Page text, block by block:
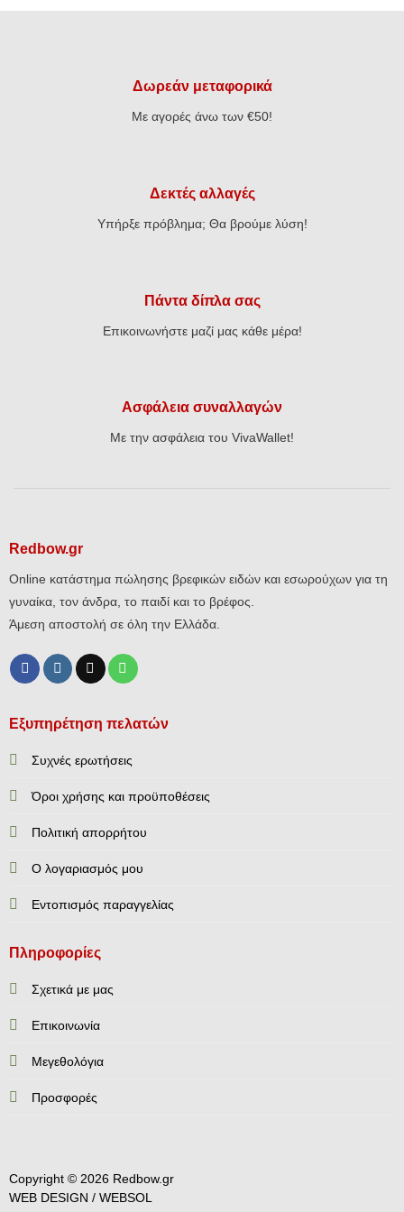
Δωρεάν μεταφορικά
Με αγορές άνω των €50!
Δεκτές αλλαγές
Υπήρξε πρόβλημα; Θα βρούμε λύση!
Πάντα δίπλα σας
Επικοινωνήστε μαζί μας κάθε μέρα!
Ασφάλεια συναλλαγών
Με την ασφάλεια του VivaWallet!
Redbow.gr
Online κατάστημα πώλησης βρεφικών ειδών και εσωρούχων για τη
γυναίκα, τον άνδρα, το παιδί και το βρέφος.
Άμεση αποστολή σε όλη την Ελλάδα.
Εξυπηρέτηση πελατών
Συχνές ερωτήσεις
Όροι χρήσης και προϋποθέσεις
Πολιτική απορρήτου
Ο λογαριασμός μου
Εντοπισμός παραγγελίας
Πληροφορίες
Σχετικά με μας
Επικοινωνία
Mεγεθολόγια
Προσφορές
Copyright © 2026 Redbow.gr
WEB DESIGN / WEBSOL